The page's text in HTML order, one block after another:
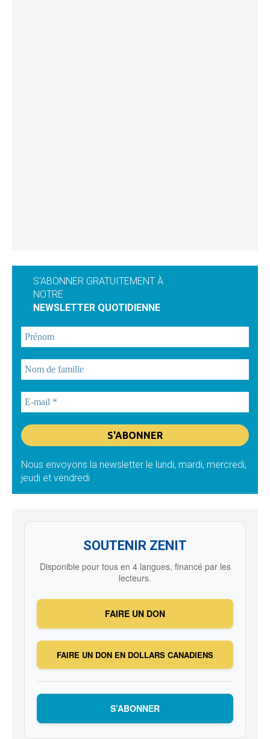
S'ABONNER GRATUITEMENT À
NOTRE
NEWSLETTER QUOTIDIENNE
Nous envoyons la newsletter le lundi, mardi, mercredi,
jeudi et vendredi
SOUTENIR ZENIT
Disponible pour tous en 4 langues, financé par les
lecteurs.
FAIRE UN DON
FAIRE UN DON EN DOLLARS CANADIENS
S’ABONNER